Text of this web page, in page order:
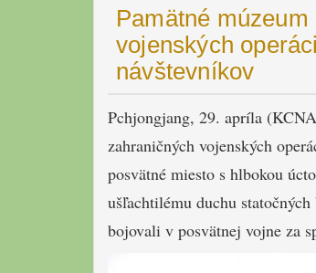
Pamätné
vojenských
návštevníkov
Pchjongjang, 29. apríla
zahraničných vojenských
posvätné miesto s hlbokou
ušľachtilému duchu
bojovali v posvätnej vojne za